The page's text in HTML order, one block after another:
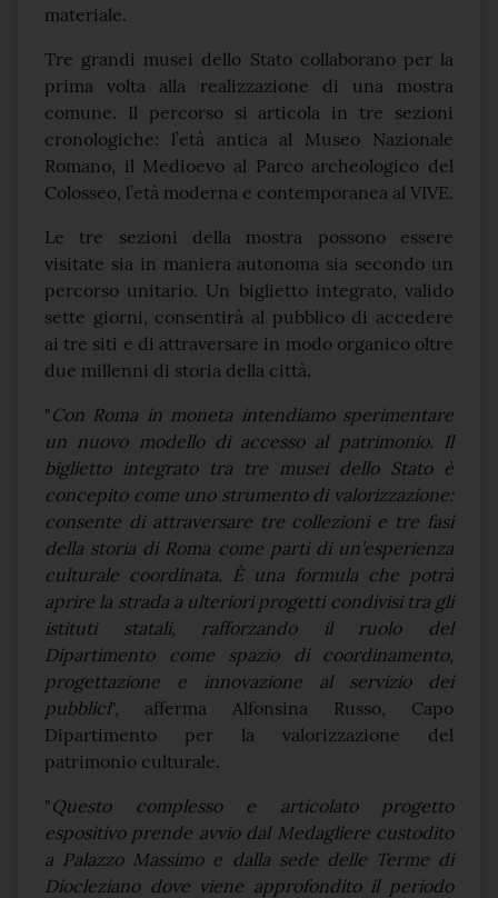
materiale.
Tre grandi musei dello Stato collaborano per la
prima volta alla realizzazione di una mostra
comune. Il percorso si articola in tre sezioni
cronologiche: l’età antica al Museo Nazionale
Romano, il Medioevo al Parco archeologico del
Colosseo, l’età moderna e contemporanea al VIVE.
Le tre sezioni della mostra possono essere
visitate sia in maniera autonoma sia secondo un
percorso unitario. Un biglietto integrato, valido
sette giorni, consentirà al pubblico di accedere
ai tre siti e di attraversare in modo organico oltre
due millenni di storia della città.
"Con Roma in moneta intendiamo sperimentare
un nuovo modello di accesso al patrimonio. Il
biglietto integrato tra tre musei dello Stato è
concepito come uno strumento di valorizzazione:
consente di attraversare tre collezioni e tre fasi
della storia di Roma come parti di un’esperienza
culturale coordinata. È una formula che potrà
aprire la strada a ulteriori progetti condivisi tra gli
istituti statali, rafforzando il ruolo del
Dipartimento come spazio di coordinamento,
progettazione e innovazione al servizio dei
pubblici", afferma Alfonsina Russo, Capo
Dipartimento per la valorizzazione del
patrimonio culturale.
"Questo complesso e articolato progetto
espositivo prende avvio dal Medagliere custodito
a Palazzo Massimo e dalla sede delle Terme di
Diocleziano dove viene approfondito il periodo